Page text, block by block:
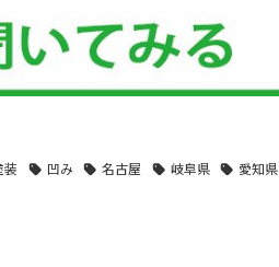
装 凹み 名古屋 岐阜県
愛知県